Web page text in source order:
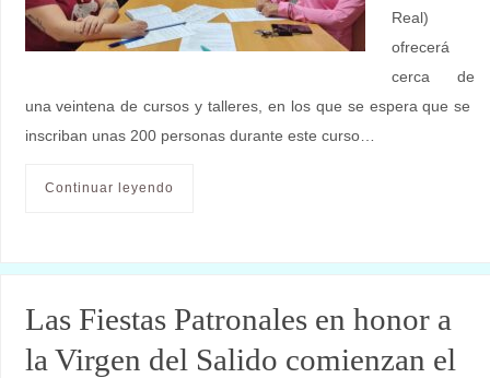
Real)
ofrecerá
cerca de
una veintena de cursos y talleres, en los que se espera que se
inscriban unas 200 personas durante este curso…
Continuar leyendo
Las Fiestas Patronales en honor a
la Virgen del Salido comienzan el